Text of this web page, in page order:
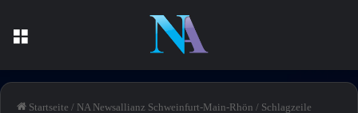
Startseite / NA Newsallianz Schweinfurt-Main-Rhön / Schlagzeile